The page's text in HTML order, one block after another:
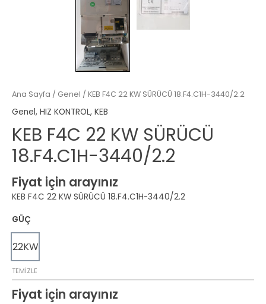
Ana Sayfa / Genel / KEB F4C 22 KW SÜRÜCÜ 18.F4.C1H-3440/2.2
Genel, HIZ KONTROL, KEB
KEB F4C 22 KW SÜRÜCÜ
18.F4.C1H-3440/2.2
Fiyat için arayınız
KEB F4C 22 KW SÜRÜCÜ 18.F4.C1H-3440/2.2
GÜÇ
22KW
TEMIZLE
Fiyat için arayınız